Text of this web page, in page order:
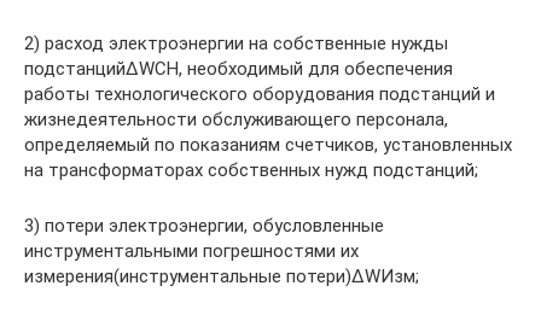
2) расход электроэнергии на собственные нужды
подстанцийΔWСН, необходимый для обеспечения
работы технологического оборудования подстанций и
жизнедеятельности обслуживающего персонала,
определяемый по показаниям счетчиков, установленных
на трансформаторах собственных нужд подстанций;
3) потери электроэнергии, обусловленные
инструментальными погрешностями их
измерения(инструментальные потери)ΔWИзм;